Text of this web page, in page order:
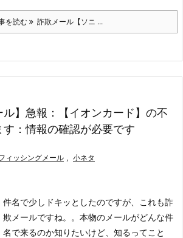
を読む 詐欺メール【ソニ ...
ル】急報：【イオンカード】の不
：情報の確認が必要です
ィッシングメール , 小ネタ
件名で少しドキッとしたのですが、これも詐
欺メールですね。。 本物のメールがどんな件
名で来るのか知りたいけど、知るってこと